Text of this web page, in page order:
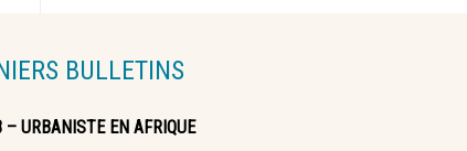
BULLETINS
– URBANISTE EN AFRIQUE